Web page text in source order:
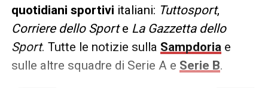
quotidiani sportivi italiani: Tuttosport,
Corriere dello Sporte La Gazzetta dello
Sport. Tutte le notizie sulla Sampdoriae
sulle altre squadre di Serie A e Serie B.